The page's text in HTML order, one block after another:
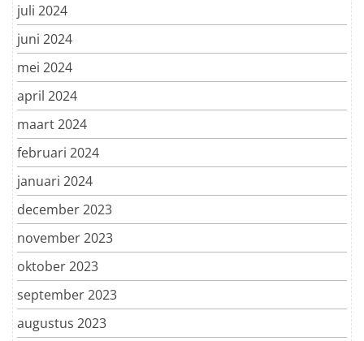
juli 2024
juni 2024
mei 2024
april 2024
maart 2024
februari 2024
januari 2024
december 2023
november 2023
oktober 2023
september 2023
augustus 2023